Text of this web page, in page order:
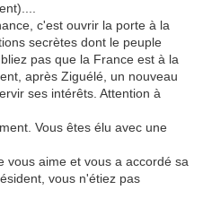
c'est ouvrir la porte à la
secrètes dont le peuple
pas que la France est à la
après Ziguélé, un nouveau
ses intérêts. Attention à
Vous êtes élu avec une
vous aime et vous a accordé sa
vous n'étiez pas